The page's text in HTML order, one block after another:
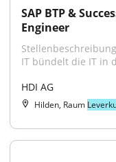
SAP BTP &
Engineer
IT bündelt die IT in
HDI AG
Hilden, Raum